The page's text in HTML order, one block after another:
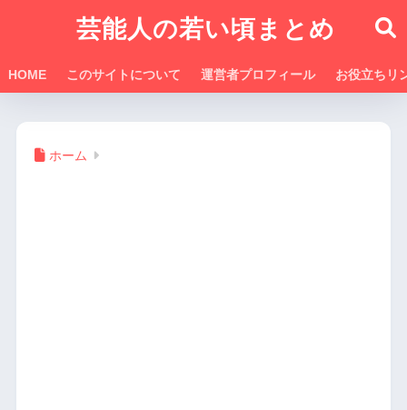
芸能人の若い頃まとめ
HOME このサイトについて 運営者プロフィール お役立ちリ
ホーム